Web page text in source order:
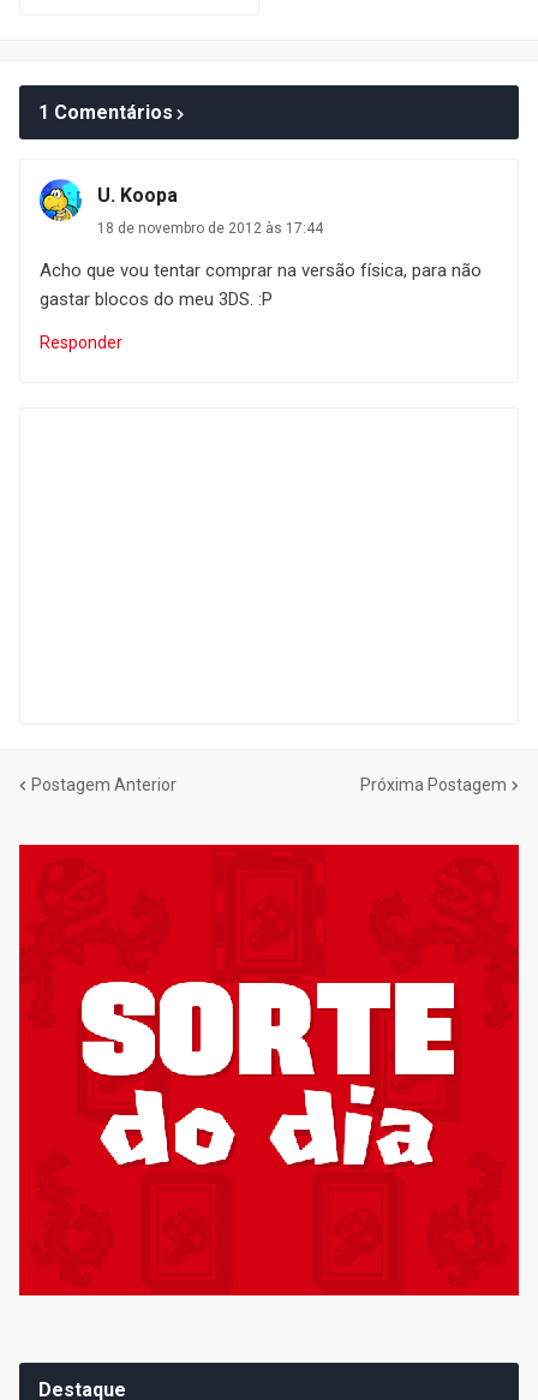
1 Comentários
U. Koopa
18 de novembro de 2012 às 17:44
Acho que vou tentar comprar na versão física, para não
gastar blocos do meu 3DS. :P
Responder
Postagem Anterior Próxima Postagem
Destaque